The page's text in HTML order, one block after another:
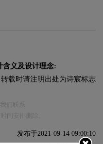
含义及设计理念:
转载时请注明出处为诗宸标志
发布于2021-09-14 09:00:10